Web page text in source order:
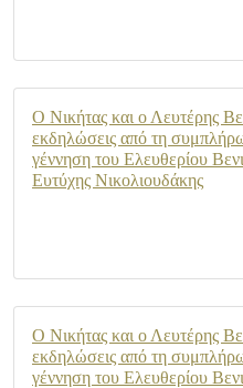
Ο Νικήτας και ο Λευτέρης
εκδηλώσεις από τη
γέννηση του Ελευθερίου
Ευτύχης Νικολιουδάκης
Ο Νικήτας και ο Λευτέρης
εκδηλώσεις από τη
γέννηση του Ελευθερίου